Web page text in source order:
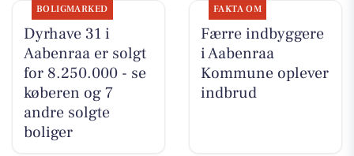
BOLIGMARKED
Dyrhave 31 i
Aabenraa er solgt
for 8.250.000 - se
køberen og 7
andre solgte
boliger
FAKTA OM
Færre indbyggere
i Aabenraa
Kommune oplever
indbrud